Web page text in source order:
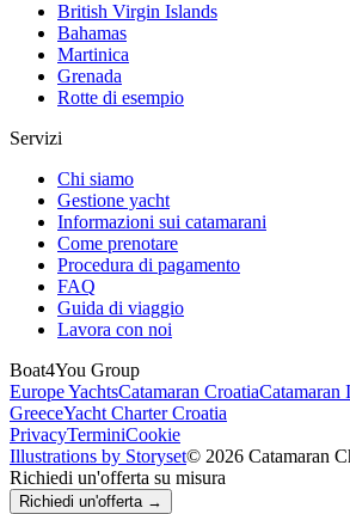
British Virgin Islands
Bahamas
Martinica
Grenada
Rotte di esempio
Servizi
Chi siamo
Gestione yacht
Informazioni sui catamarani
Come prenotare
Procedura di pagamento
FAQ
Guida di viaggio
Lavora con noi
Boat4You Group
Europe YachtsCatamaran CroatiaCatamaran
GreeceYacht Charter Croatia
PrivacyTerminiCookie
Illustrations by Storyset© 2026 Catamaran
Richiedi un'offerta su misura
Richiedi un'offerta →